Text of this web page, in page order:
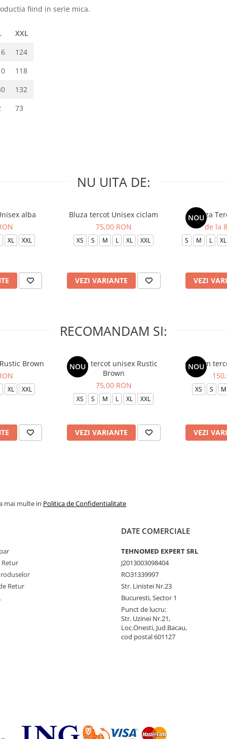
fiind in serie mica.
XXL
124
118
132
73
NU UITA DE:
alba
XL XXL
Bluza tercot Unisex ciclam
75,00 RON
XS S M L XL XXL
VEZI VARIANTE
NOU
Bluza
de la
S M L XL
VEZI
RECOMANDAM SI:
Brown
XL XXL
NOU
Bluza tercot unisex Rustic
Brown
75,00 RON
XS S M L XL XXL
VEZI VARIANTE
NOU
Costum
XS S M
VEZI
mai multe in Politica de Confidentialitate
Retur
Retur
DATE COMERCIALE
TEHNOMED EXPERT SRL
J2013003098404
RO31339997
Str. Linistei Nr.23
Bucuresti, Sector 1
Punct de lucru:
Str. Uzinei Nr.21,
Loc.Onesti, Jud.Bacau,
cod postal 601127